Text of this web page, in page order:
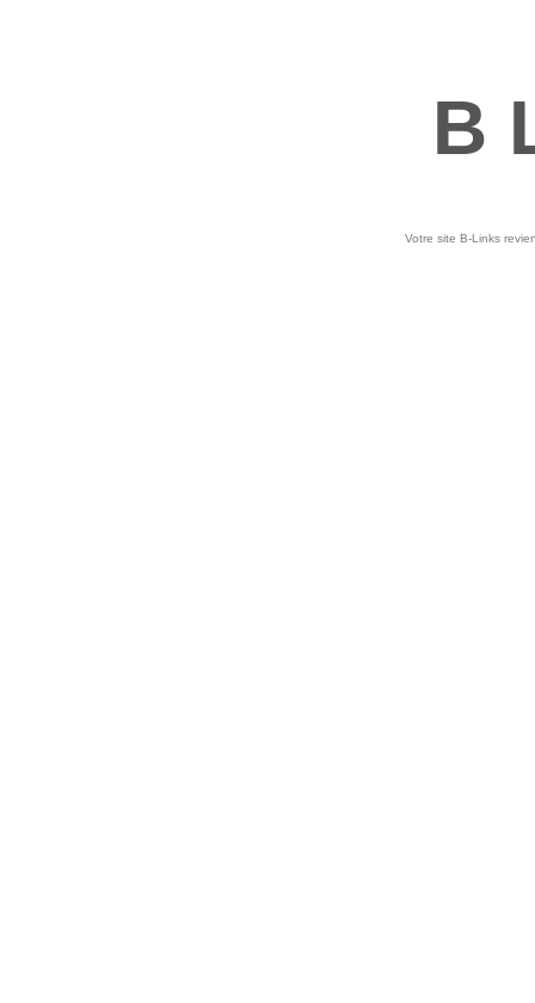
B
Votre site B-Links